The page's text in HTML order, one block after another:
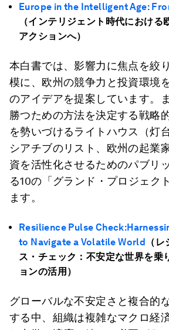
Europe in the Intelligent Age:
（インテリジェント時代における
アクションへ）
本白書では、影響力に焦点を絞
模に、欧州の競争力と投資環境
のアイデアを提案しています。
勝つための方法を決定する戦略
を勢いづけるライトハウス（灯
シアチブのリスト、欧州の起業
資を活性化させるためのパブリ
る10の「グランド・プロジェク
ます。
Resilience Pulse Check:
to Navigate a Volatile World （
ス・チェック：不安定な世界を乗
ョンの活用）
グローバルな不安定さと複合的
する中、組織は複雑なマクロ経